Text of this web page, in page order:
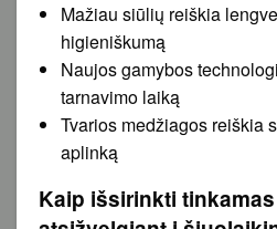
Mažiau siūlių reiškia
higieniškumą
Naujos gamybos
tarnavimo laiką
Tvarios medžiagos reiškia
aplinką
Kaip išsirinkti